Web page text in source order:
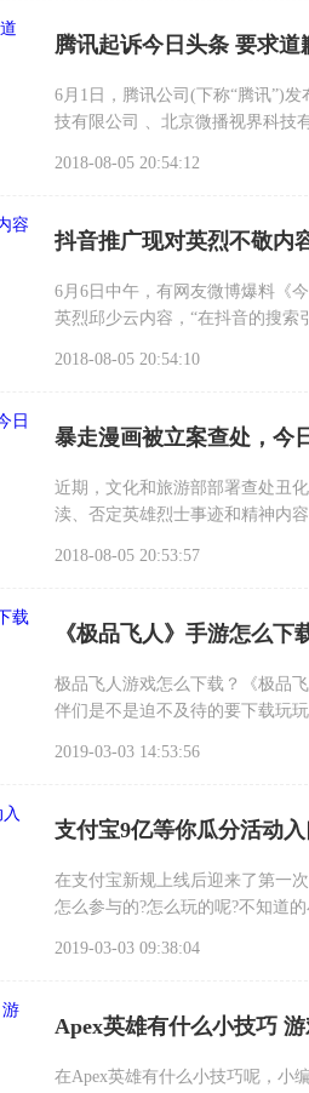
腾讯起诉今日头条 要求
6月1日，腾讯公司(下称“腾讯”)
技有限公司 、北京微播视界科技
2018-08-05 20:54:12
抖音推广现对英烈不敬内
6月6日中午，有网友微博爆料《
英烈邱少云内容，“在抖音的搜索
2018-08-05 20:54:10
暴走漫画被立案查处，今
近期，文化和旅游部部署查处丑
渎、否定英雄烈士事迹和精神内
2018-08-05 20:53:57
《极品飞人》手游怎么下
极品飞人游戏怎么下载？《极品
伴们是不是迫不及待的要下载玩
2019-03-03 14:53:56
支付宝9亿等你瓜分活动
在支付宝新规上线后迎来了第一
怎么参与的?怎么玩的呢?不知道
2019-03-03 09:38:04
Apex英雄有什么小技巧
在Apex英雄有什么小技巧呢，小